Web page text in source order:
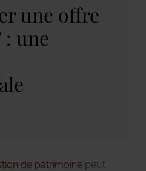
une offre
: une
de patrimoine peut